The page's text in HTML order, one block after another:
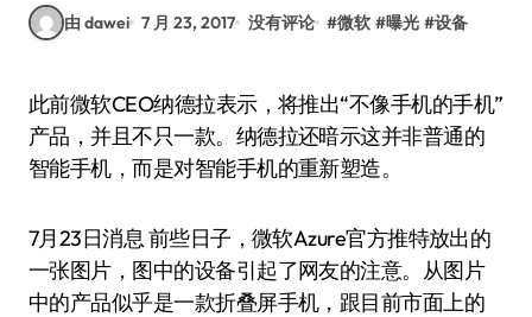
由 dawei 7 月 23, 2017 没有评论 #微软 #曝光 #设备
此前微软CEO纳德拉表示，将推出“不像手机的手机”
产品，并且不只一款。纳德拉还暗示这并非普通的
智能手机，而是对智能手机的重新塑造。
7月23日消息 前些日子，微软Azure官方推特放出的
一张图片，图中的设备引起了网友的注意。从图片
中的产品似乎是一款折叠屏手机，跟目前市面上的